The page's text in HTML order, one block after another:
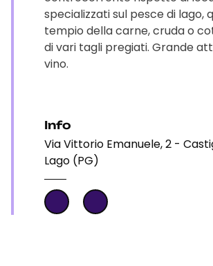
specializzati sul pesce di lago,
tempio della carne, cruda o
di vari tagli pregiati. Grande
vino.
Info
Via Vittorio Emanuele, 2 -
Lago (PG)